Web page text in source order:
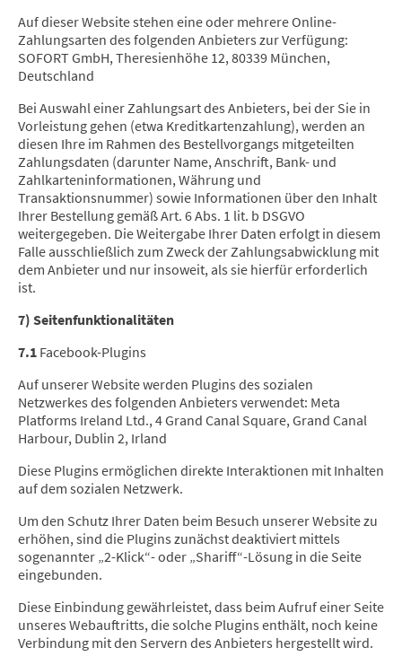
Auf dieser Website stehen eine oder mehrere Online-
Zahlungsarten des folgenden Anbieters zur Verfügung:
SOFORT GmbH, Theresienhöhe 12, 80339 München,
Deutschland
Bei Auswahl einer Zahlungsart des Anbieters, bei der Sie in
Vorleistung gehen (etwa Kreditkartenzahlung), werden an
diesen Ihre im Rahmen des Bestellvorgangs mitgeteilten
Zahlungsdaten (darunter Name, Anschrift, Bank- und
Zahlkarteninformationen, Währung und
Transaktionsnummer) sowie Informationen über den Inhalt
Ihrer Bestellung gemäß Art. 6 Abs. 1 lit. b DSGVO
weitergegeben. Die Weitergabe Ihrer Daten erfolgt in diesem
Falle ausschließlich zum Zweck der Zahlungsabwicklung mit
dem Anbieter und nur insoweit, als sie hierfür erforderlich
ist.
7) Seitenfunktionalitäten
7.1 Facebook-Plugins
Auf unserer Website werden Plugins des sozialen
Netzwerkes des folgenden Anbieters verwendet: Meta
Platforms Ireland Ltd., 4 Grand Canal Square, Grand Canal
Harbour, Dublin 2, Irland
Diese Plugins ermöglichen direkte Interaktionen mit Inhalten
auf dem sozialen Netzwerk.
Um den Schutz Ihrer Daten beim Besuch unserer Website zu
erhöhen, sind die Plugins zunächst deaktiviert mittels
sogenannter „2-Klick“- oder „Shariff“-Lösung in die Seite
eingebunden.
Diese Einbindung gewährleistet, dass beim Aufruf einer Seite
unseres Webauftritts, die solche Plugins enthält, noch keine
Verbindung mit den Servern des Anbieters hergestellt wird.